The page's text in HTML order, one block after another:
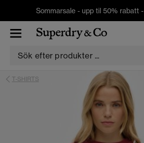
Sommarsale - upp til 50% rabatt -
T-SHIRTS